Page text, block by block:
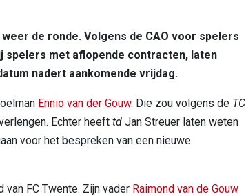
de ronde. Volgens de CAO voor spelers
spelers met aflopende contracten, laten
nadert aankomende vrijdag.
Ennio van der Gouw. Die zou volgens de TC
Echter heeft td Jan Streuer laten weten
voor het bespreken van een nieuwe
FC Twente. Zijn vader Raimond van de Gouw